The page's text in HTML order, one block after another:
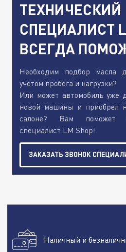
ТЕХНИЧЕСКИЙ
СПЕЦИАЛИСТ
ВСЕГДА
Необходим подбор масла
учетом пробега и нагрузки?
Или может автомобиль уже
новой машины и приобрел
салоне? Вам поможет
специалист LM Shop!
ЗАКАЗАТЬ ЗВОНОК
Наличный и